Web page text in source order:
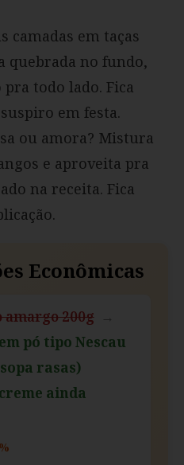
camadas em taças
quebrada no fundo,
todo lado. Fica
em festa.
ou amora? Mistura
e aproveita pra
na receita. Fica
Econômicas
200g →
pó tipo Nescau
rasas)
ainda